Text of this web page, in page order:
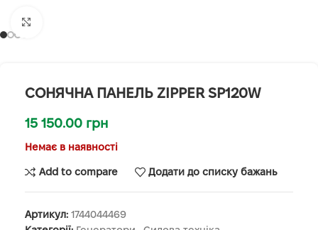
СОНЯЧНА ПАНЕЛЬ ZIPPER SP120W
15 150.00 грн
Немає в наявності
Add to compare Додати до списку бажань
Артикул: 1744044469